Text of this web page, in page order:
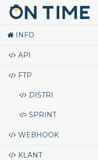
INFO
API
FTP
DISTRI
SPRINT
WEBHOOK
KLANT